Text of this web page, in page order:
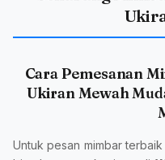
Cara Pemesanan
Ukiran Mewah
Untuk pesan mimbar